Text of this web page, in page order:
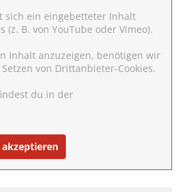
sich ein eingebetteter Inhalt
(z. B. von YouTube oder Vimeo).
Inhalt anzuzeigen, benötigen wir
von Drittanbieter-Cookies.
du in der